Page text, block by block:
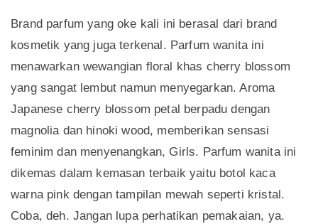
Brand parfum yang oke kali ini berasal dari brand
kosmetik yang juga terkenal. Parfum wanita ini
menawarkan wewangian floral khas cherry blossom
yang sangat lembut namun menyegarkan. Aroma
Japanese cherry blossom petal berpadu dengan
magnolia dan hinoki wood, memberikan sensasi
feminim dan menyenangkan, Girls. Parfum wanita ini
dikemas dalam kemasan terbaik yaitu botol kaca
warna pink dengan tampilan mewah seperti kristal.
Coba, deh. Jangan lupa perhatikan pemakaian, ya.